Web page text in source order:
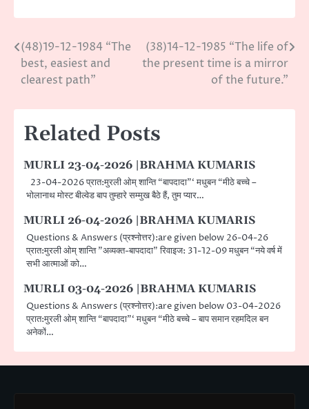
Post
navigation
(48)19-12-1984 “The
best, easiest and
clearest path”
(38)14-12-1985 “The life of
the present time is a mirror
of the future.”
Related Posts
MURLI 23-04-2026 |BRAHMA KUMARIS
23-04-2026 प्रात:मुरली ओम् शान्ति “बापदादा”‘ मधुबन “मीठे बच्चे –
भोलानाथ मोस्ट बील्वेड बाप तुम्हारे सम्मुख बैठे हैं, तुम प्यार…
MURLI 26-04-2026 |BRAHMA KUMARIS
Questions & Answers (प्रश्नोत्तर):are given below 26-04-26
प्रात:मुरली ओम् शान्ति ”अव्यक्त-बापदादा” रिवाइज: 31-12-09 मधुबन “नये वर्ष में
सभी आत्माओं को…
MURLI 03-04-2026 |BRAHMA KUMARIS
Questions & Answers (प्रश्नोत्तर):are given below 03-04-2026
प्रात:मुरली ओम् शान्ति “बापदादा”‘ मधुबन “मीठे बच्चे – बाप समान रहमदिल बन
अनेकों…